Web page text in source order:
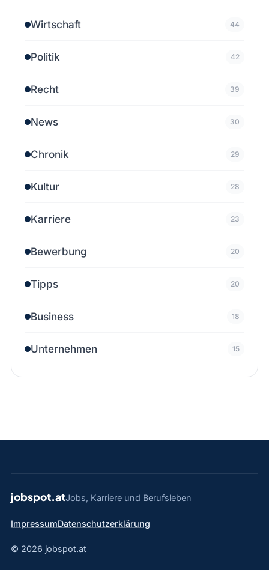
Wirtschaft 44
Politik 42
Recht 39
News 30
Chronik 29
Kultur 28
Karriere 23
Bewerbung 20
Tipps 20
Business 18
Unternehmen 15
jobspot.atJobs, Karriere und Berufsleben
ImpressumDatenschutzerklärung
© 2026 jobspot.at